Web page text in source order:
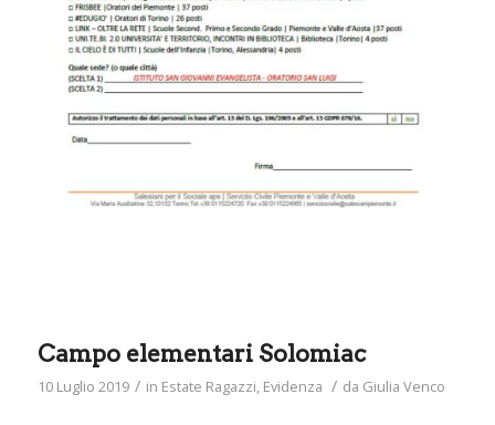
Campo elementari Solomiac
10 Luglio 2019 / in Estate Ragazzi, Evidenza / da Giulia Venco